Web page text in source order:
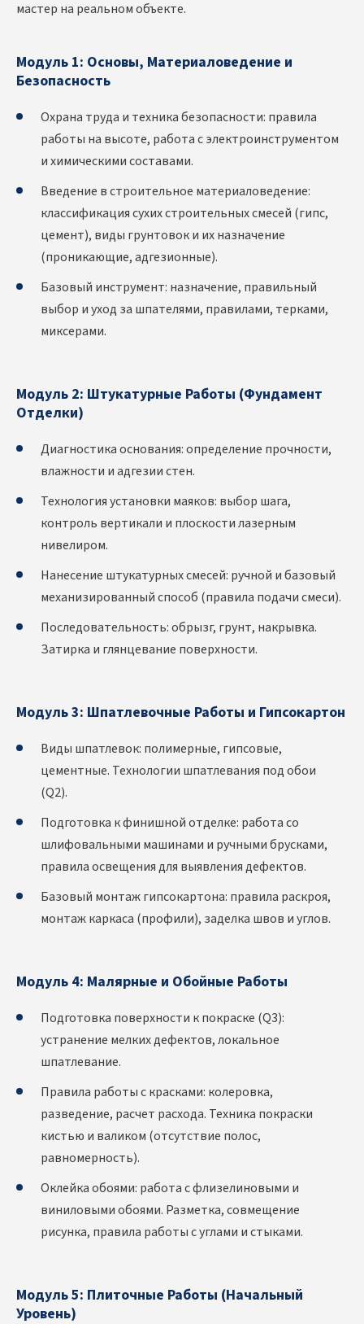
мастер на реальном объекте.
Модуль 1: Основы, Материаловедение и
Безопасность
Охрана труда и техника безопасности: правила
работы на высоте, работа с электроинструментом
и химическими составами.
Введение в строительное материаловедение:
классификация сухих строительных смесей (гипс,
цемент), виды грунтовок и их назначение
(проникающие, адгезионные).
Базовый инструмент: назначение, правильный
выбор и уход за шпателями, правилами, терками,
миксерами.
Модуль 2: Штукатурные Работы (Фундамент
Отделки)
Диагностика основания: определение прочности,
влажности и адгезии стен.
Технология установки маяков: выбор шага,
контроль вертикали и плоскости лазерным
нивелиром.
Нанесение штукатурных смесей: ручной и базовый
механизированный способ (правила подачи смеси).
Последовательность: обрызг, грунт, накрывка.
Затирка и глянцевание поверхности.
Модуль 3: Шпатлевочные Работы и Гипсокартон
Виды шпатлевок: полимерные, гипсовые,
цементные. Технологии шпатлевания под обои
(Q2).
Подготовка к финишной отделке: работа со
шлифовальными машинами и ручными брусками,
правила освещения для выявления дефектов.
Базовый монтаж гипсокартона: правила раскроя,
монтаж каркаса (профили), заделка швов и углов.
Модуль 4: Малярные и Обойные Работы
Подготовка поверхности к покраске (Q3):
устранение мелких дефектов, локальное
шпатлевание.
Правила работы с красками: колеровка,
разведение, расчет расхода. Техника покраски
кистью и валиком (отсутствие полос,
равномерность).
Оклейка обоями: работа с флизелиновыми и
виниловыми обоями. Разметка, совмещение
рисунка, правила работы с углами и стыками.
Модуль 5: Плиточные Работы (Начальный
Уровень)